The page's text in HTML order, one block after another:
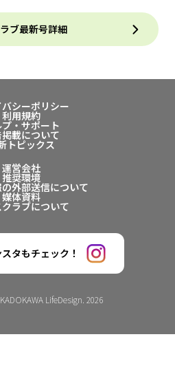
ブ最新号詳細
シーポリシー
利用規約
・サポート
載について
トピックス
運営会社
推奨環境
外部送信について
媒体資料
クラブについて
タもチェック！
LifeDesign. 2026